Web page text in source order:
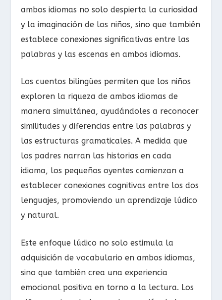
ambos idiomas no solo despierta la curiosidad
y la imaginación de los niños, sino que también
establece conexiones significativas entre las
palabras y las escenas en ambos idiomas.
Los cuentos bilingües permiten que los niños
exploren la riqueza de ambos idiomas de
manera simultánea, ayudándoles a reconocer
similitudes y diferencias entre las palabras y
las estructuras gramaticales. A medida que
los padres narran las historias en cada
idioma, los pequeños oyentes comienzan a
establecer conexiones cognitivas entre los dos
lenguajes, promoviendo un aprendizaje lúdico
y natural.
Este enfoque lúdico no solo estimula la
adquisición de vocabulario en ambos idiomas,
sino que también crea una experiencia
emocional positiva en torno a la lectura. Los